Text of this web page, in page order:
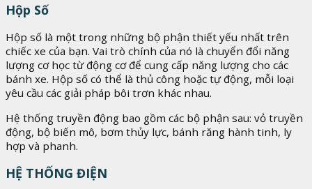
Hộp Số
Hộp số là một trong những bộ phận thiết yếu nhất trên
chiếc xe của bạn. Vai trò chính của nó là chuyển đổi năng
lượng cơ học từ động cơ để cung cấp năng lượng cho các
bánh xe. Hộp số có thể là thủ công hoặc tự động, mỗi loại
yêu cầu các giải pháp bôi trơn khác nhau.
Hệ thống truyền động bao gồm các bộ phận sau: vỏ truyền
động, bộ biến mô, bơm thủy lực, bánh răng hành tinh, ly
hợp và phanh.
HỆ THỐNG ĐIỆN